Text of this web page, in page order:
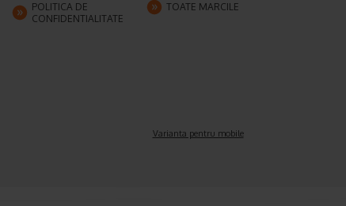
POLITICA DE
CONFIDENTIALITATE
TOATE MARCILE
Varianta pentru mobile